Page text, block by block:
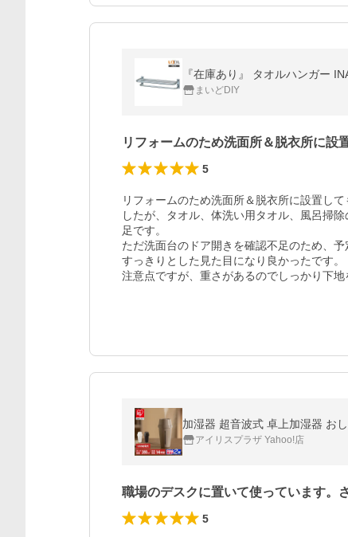
『在庫あり』 タオルハンガー
まいどDIY
リフォームのため洗面所＆脱衣所に設
5
リフォームのため洗面所＆脱衣所に設置し
したが、タオル、体洗い用タオル、風呂掃
足です。
ただ洗面台のドア開きを確認不足のため、
すっきりとした見た目になり良かったです。
注意点ですが、重さがあるのでしっかり下地
アイリスプラザ Yahoo!店
職場のデスクに置いて使っています。
5